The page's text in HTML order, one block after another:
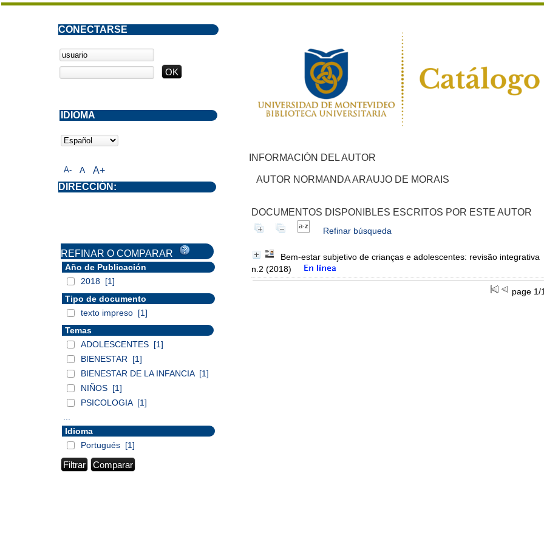
INFORMACIÓN DEL AUTOR
AUTOR NORMANDA ARAUJO DE MORAIS
DOCUMENTOS DISPONIBLES ESCRITOS POR ESTE AUTOR
Refinar búsqueda
Bem-estar subjetivo de crianças e adolescentes: revisão integrativa
n.2 (2018)
page
A- A A+
CONECTARSE
DIRECCIÓN:
IDIOMA
REFINAR O COMPARAR
Año de Publicación
2018 [1]
Tipo de documento
texto impreso [1]
Temas
ADOLESCENTES [1]
BIENESTAR
[1]
BIENESTAR DE LA INFANCIA [1]
NIÑOS [1]
PSICOLOGIA [1]
Idioma
Portugués [1]